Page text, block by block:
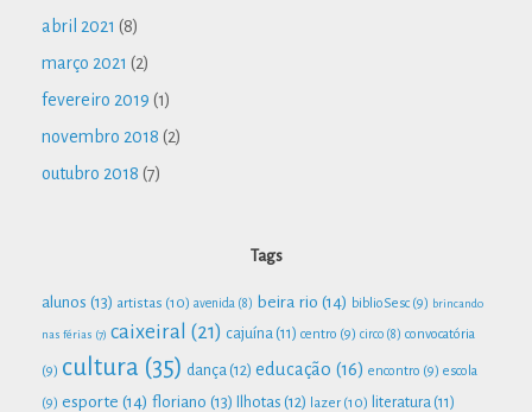
abril 2021 (8)
março 2021 (2)
fevereiro 2019 (1)
novembro 2018 (2)
outubro 2018 (7)
Tags
alunos (13) artistas (10) avenida (8) beira rio (14) biblioSesc (9) brincando
nas férias (7) caixeiral (21) cajuína (11) centro (9) circo (8) convocatória
(9) cultura (35) dança (12) educação (16) encontro (9) escola
(9) esporte (14) floriano (13) Ilhotas (12) lazer (10) literatura (11)